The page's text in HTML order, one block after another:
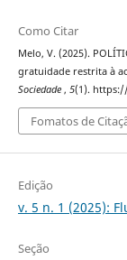
Como Citar
Melo, V. (2025).
gratuidade restrita à
Sociedade , 5(1).
Fomatos de
Edição
v. 5 n. 1 (2025):
Seção